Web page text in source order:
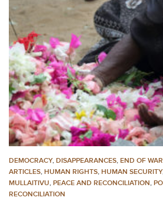
DEMOCRACY, DISAPPEARANCES, END OF
ARTICLES, HUMAN RIGHTS, HUMAN SECURITY
MULLAITIVU, PEACE AND RECONCILIATION,
RECONCILIATION